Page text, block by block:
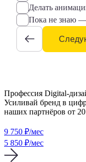
Делать
Пока не знаю —
Профессия Digital-
Усиливай бренд в
наших партнёров от
9 750 ₽/мес
5 850 ₽/мес